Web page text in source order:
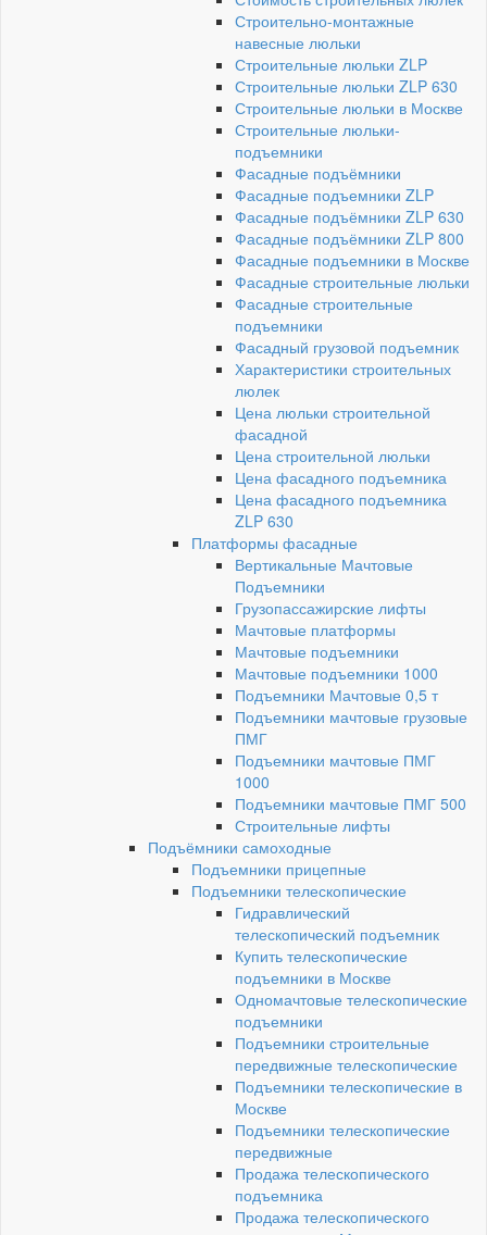
Строительно-монтажные
навесные люльки
Строительные люльки ZLP
Строительные люльки ZLP 630
Строительные люльки в Москве
Строительные люльки-
подъемники
Фасадные подъёмники
Фасадные подъемники ZLP
Фасадные подъёмники ZLP 630
Фасадные подъёмники ZLP 800
Фасадные подъемники в Москве
Фасадные строительные люльки
Фасадные строительные
подъемники
Фасадный грузовой подъемник
Характеристики строительных
люлек
Цена люльки строительной
фасадной
Цена строительной люльки
Цена фасадного подъемника
Цена фасадного подъемника
ZLP 630
Платформы фасадные
Вертикальные Мачтовые
Подъемники
Грузопассажирские лифты
Мачтовые платформы
Мачтовые подъемники
Мачтовые подъемники 1000
Подъемники Мачтовые 0,5 т
Подъемники мачтовые грузовые
ПМГ
Подъемники мачтовые ПМГ
1000
Подъемники мачтовые ПМГ 500
Строительные лифты
Подъёмники самоходные
Подъемники прицепные
Подъемники телескопические
Гидравлический
телескопический подъемник
Купить телескопические
подъемники в Москве
Одномачтовые телескопические
подъемники
Подъемники строительные
передвижные телескопические
Подъемники телескопические в
Москве
Подъемники телескопические
передвижные
Продажа телескопического
подъемника
Продажа телескопического